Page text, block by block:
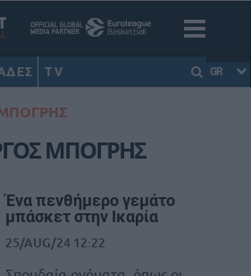
TV GR
ΜΠΟΓΡΗΣ
Ένα πενθήμερο γεμάτο
μπάσκετ στην Ικαρία
25/AUG/24 12:22